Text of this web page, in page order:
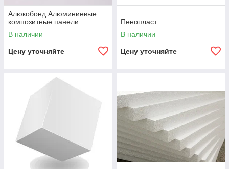
Алюкобонд Алюминиевые
композитные панели
В наличии
Цену уточняйте
Пенопласт
В наличии
Цену уточняйте